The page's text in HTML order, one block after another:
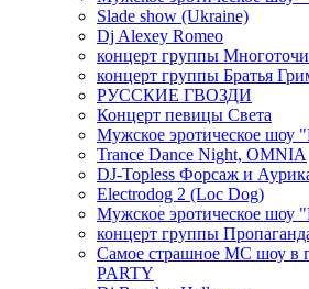
Slade show (Ukraine)
Dj Alexey Romeo
концерт группы
концерт группы Братья
РУССКИЕ ГВОЗДИ
Концерт певицы Света
Мужское эротическое шоу
Trance Dance Night, OMNIA
DJ-Topless Форсаж и
Electrodog 2 (Loc Dog)
Мужское эротическое шоу
концерт группы
Самое страшное МС шоу в
PARTY